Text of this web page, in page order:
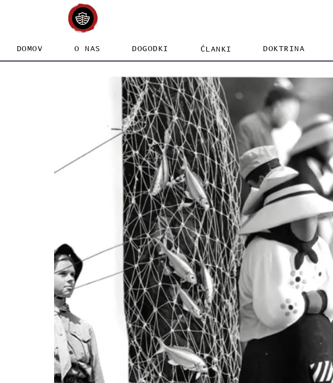
DOMOV O NAS DOGODKI ĆLANKI DOKTRINA